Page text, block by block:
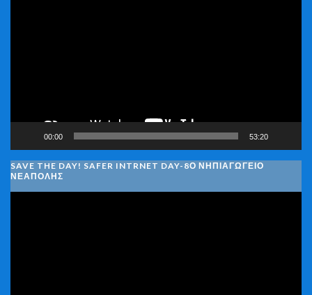
00:00 53:20
SAVE THE DAY! SAFER INTRNET DAY-8Ο ΝΗΠΙΑΓΩΓΕΙΟ
ΝΕΑΠΟΛΗΣ